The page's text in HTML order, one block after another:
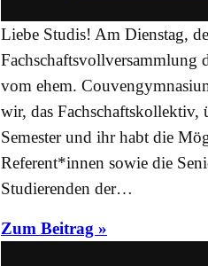
Liebe Studis! Am Dienstag,
Fachschaftsvollversammlung
vom ehem.
wir, das Fachschaftskollektiv,
Semester und ihr habt die
Referent*innen sowie die
Studierenden der…
Zum Beitrag »